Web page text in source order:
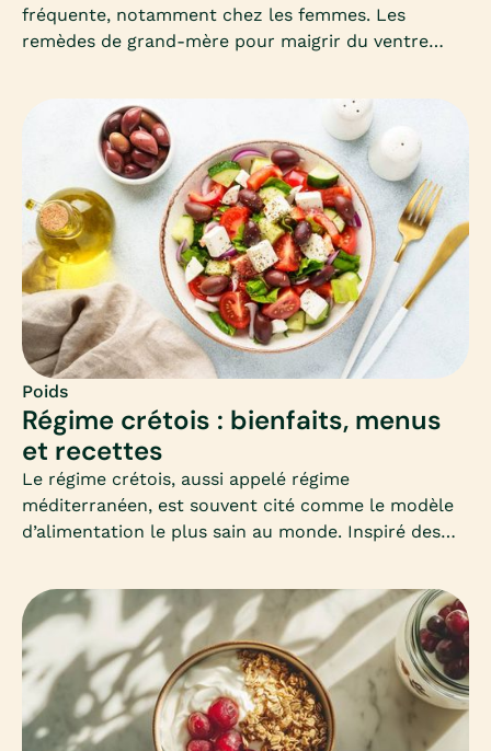
fréquente, notamment chez les femmes. Les
remèdes de grand-mère pour maigrir du ventre
ensemble les astuces les plus connues, leur
efficacité et les précautions à connaître.
Poids
Régime crétois : bienfaits, menus
et recettes
Le régime crétois, aussi appelé régime
méditerranéen, est souvent cité comme le modèle
d’alimentation le plus sain au monde. Inspiré des
Mais peut-il vraiment aider à maigrir ? Comment
l’adapter en hiver ? Voici un guide complet pour
comprendre et adopter ce mode d’alimentation
équilibré.